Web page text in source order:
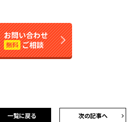
お問い合わせ
無料 ご相談
次の記事へ
一覧に戻る